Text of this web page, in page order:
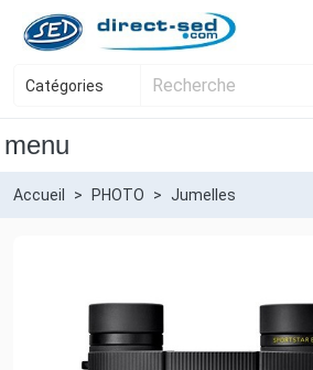
menu
Accueil PHOTO Jumelles